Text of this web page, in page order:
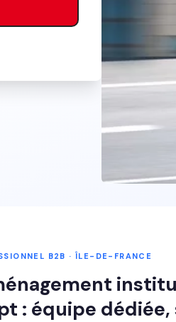
B2B · ÎLE-DE-FRANCE
: équipe dédiée,